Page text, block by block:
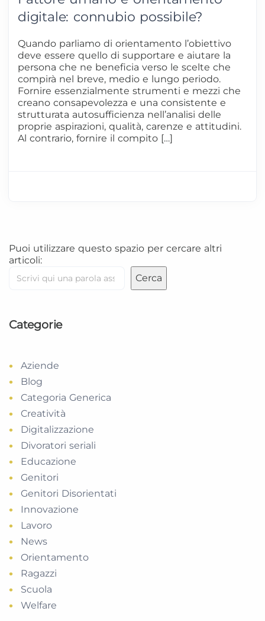
digitale: connubio possibile?
Quando parliamo di orientamento l’obiettivo
deve essere quello di supportare e aiutare la
persona che ne beneficia verso le scelte che
compirà nel breve, medio e lungo periodo.
Fornire essenzialmente strumenti e mezzi che
creano consapevolezza e una consistente e
strutturata autosufficienza nell’analisi delle
proprie aspirazioni, qualità, carenze e attitudini.
Al contrario, fornire il compito […]
Puoi utilizzare questo spazio per cercare altri
articoli:
Cerca
Categorie
Aziende
Blog
Categoria Generica
Creatività
Digitalizzazione
Divoratori seriali
Educazione
Genitori
Genitori Disorientati
Innovazione
Lavoro
News
Orientamento
Ragazzi
Scuola
Welfare